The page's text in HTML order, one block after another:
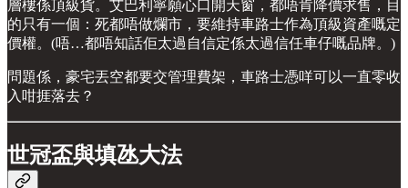
層樓係頂級貨。艾巴利寧願心口開天窗，都唔肯降價求售，目
的只有一個：死都唔做爛市，要維持車路士作為頂級資產嘅定
價權。(唔…都唔知話佢太過自信定係太過信任車仔嘅品牌。)
問題係，豪宅丟空都要交管理費架，車路士憑咩可以一直零收
入咁捱落去？
世冠盃與填氹大法